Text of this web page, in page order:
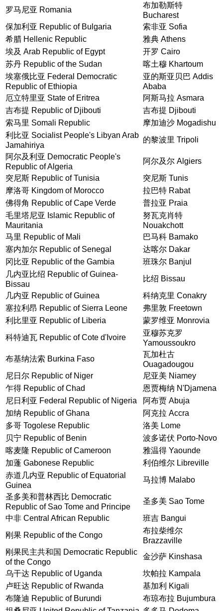
罗马尼亚 Romania
布加勒斯特
Bucharest
保加利亚 Republic of Bulgaria
索非亚 Sofia
希腊 Hellenic Republic
雅典 Athens
埃及 Arab Republic of Egypt
开罗 Cairo
苏丹 Republic of the Sudan
喀土穆 Khartoum
埃塞俄比亚 Federal Democratic
Republic of Ethiopia
亚的斯亚贝巴 Addis
Ababa
厄立特里亚 State of Eritrea
阿斯马拉 Asmara
吉布提 Republic of Djibouti
吉布提 Djibouti
索马里 Somali Republic
摩加迪沙 Mogadishu
利比亚 Socialist People's Libyan Arab
Jamahiriya
的黎波里 Tripoli
阿尔及利亚 Democratic People's
Republic of Algeria
阿尔及尔 Algiers
突尼斯 Republic of Tunisia
突尼斯 Tunis
摩洛哥 Kingdom of Morocco
拉巴特 Rabat
佛得角 Republic of Cape Verde
普拉亚 Praia
毛里塔尼亚 Islamic Republic of
Mauritania
努瓦克肖特
Nouakchott
马里 Republic of Mali
巴马科 Bamako
塞内加尔 Republic of Senegal
达喀尔 Dakar
冈比亚 Republic of the Gambia
班珠尔 Banjul
几内亚比绍 Republic of Guinea-
Bissau
比绍 Bissau
几内亚 Republic of Guinea
科纳克里 Conakry
塞拉利昂 Republic of Sierra Leone
弗里敦 Freetown
利比里亚 Republic of Liberia
蒙罗维亚 Monrovia
科特迪瓦 Republic of Cote d'Ivoire
亚穆苏克罗
Yamoussoukro
布基纳法索 Burkina Faso
瓦加杜古
Ouagadougou
尼日尔 Republic of Niger
尼亚美 Niamey
乍得 Republic of Chad
恩贾梅纳 N'Djamena
尼日利亚 Federal Republic of Nigeria
阿布贾 Abuja
加纳 Republic of Ghana
阿克拉 Accra
多哥 Togolese Republic
洛美 Lome
贝宁 Republic of Benin
波多诺伏 Porto-Novo
喀麦隆 Republic of Cameroon
雅温得 Yaounde
加蓬 Gabonese Republic
利伯维尔 Libreville
赤道几内亚 Republic of Equatorial
Guinea
马拉博 Malabo
圣多美和普林西比 Democratic
Republic of Sao Tome and Principe
圣多美 Sao Tome
中非 Central African Republic
班吉 Bangui
刚果 Republic of the Congo
布拉柴维尔
Brazzaville
刚果民主共和国 Democratic Republic
of the Congo
金沙萨 Kinshasa
乌干达 Republic of Uganda
坎帕拉 Kampala
卢旺达 Republic of Rwanda
基加利 Kigali
布隆迪 Republic of Burundi
布琼布拉 Bujumbura